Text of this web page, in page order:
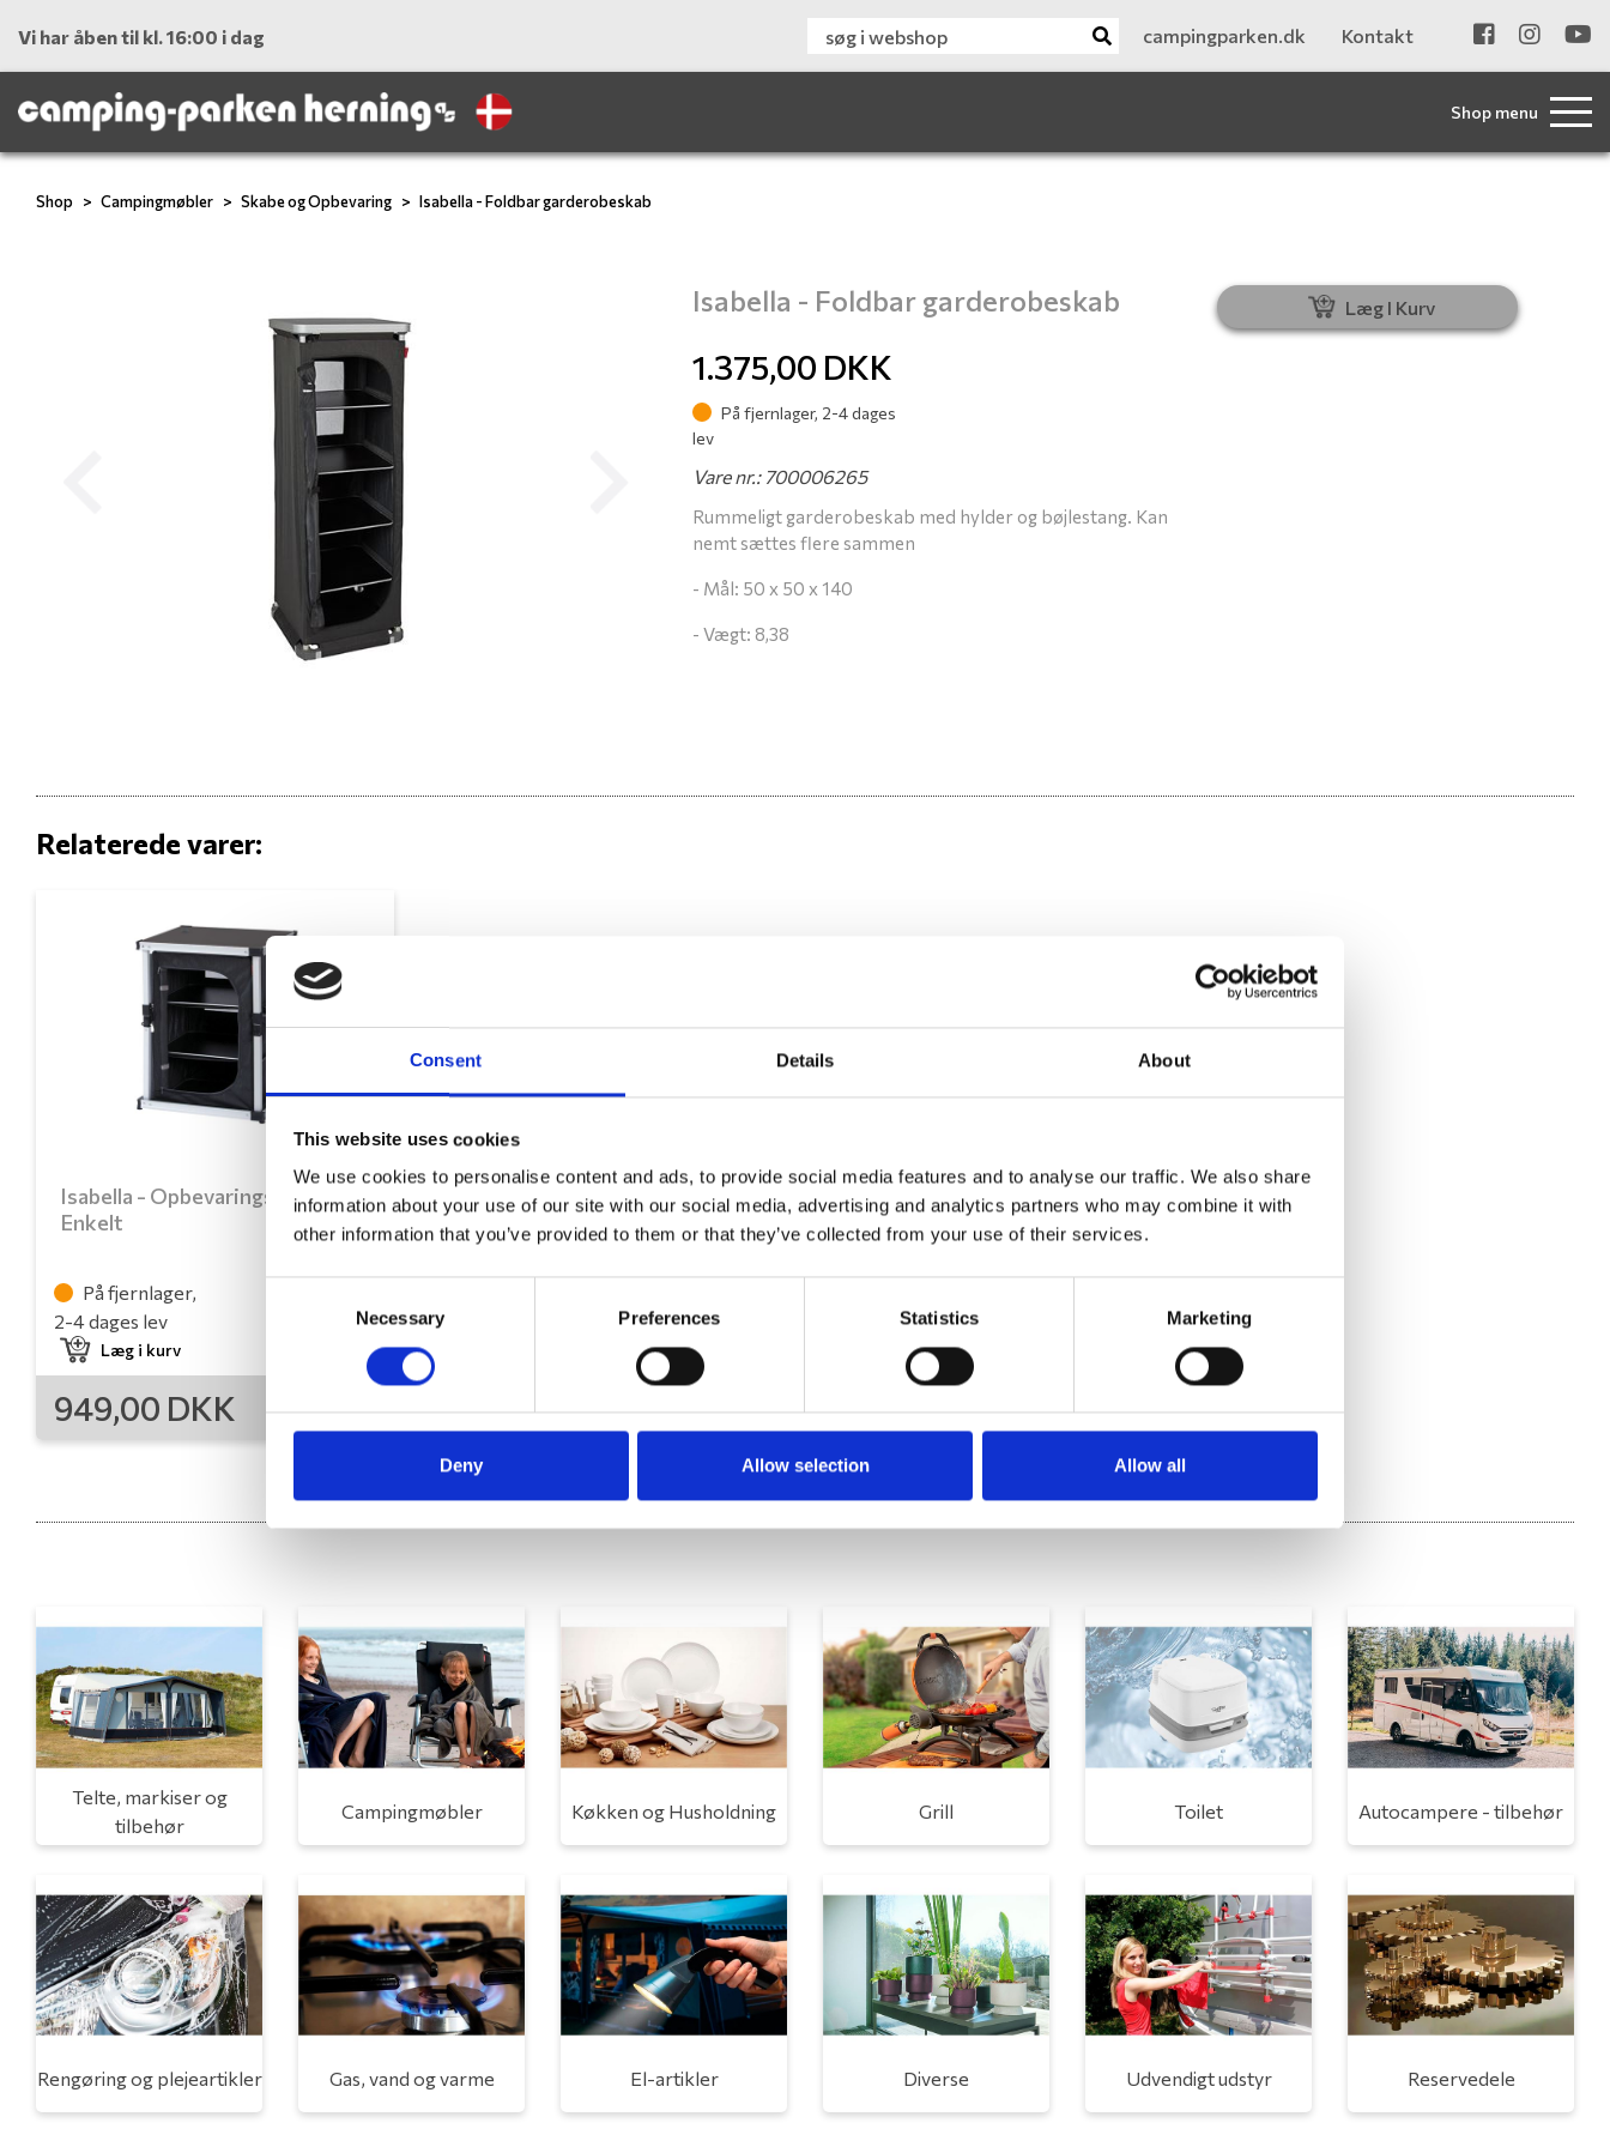
Consent Details About
This website uses cookies
We use cookies to personalise content and ads, to provide social media features and to analyse our traffic. We also share
information about your use of our site with our social media, advertising and analytics partners who may combine it with
other information that you’ve provided to them or that they’ve collected from your use of their services.
Necessary Preferences Statistics Marketing
Deny Allow selection Allow all
Vi har åben til kl. 16:00 i dag campingparken.dk Kontakt
Shop menu
Shop Campingmøbler Skabe og Opbevaring Isabella - Foldbar garderobeskab
Isabella - Foldbar garderobeskab
1.375,00 DKK
På fjernlager, 2-4 dages
lev
Vare nr.: 700006265
Rummeligt garderobeskab med hylder og bøjlestang. Kan
nemt sættes flere sammen
- Mål: 50 x 50 x 140
- Vægt: 8,38
Læg I Kurv
Relaterede varer:
Isabella - Opbevaringsskab,
Enkelt
På fjernlager,
2-4 dages lev
Læg i kurv
949,00 DKK
Telte, markiser og
tilbehør
Campingmøbler Køkken og Husholdning Grill Toilet Autocampere - tilbehør
Rengøring og plejeartikler Gas, vand og varme El-artikler Diverse Udvendigt udstyr Reservedele